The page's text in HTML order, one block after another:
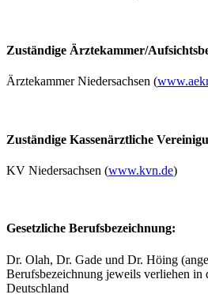
Zuständige Ärztekammer/
Ärztekammer Niedersachsen (
Zuständige Kassenärztliche
KV Niedersachsen (www.kvn.de)
Gesetzliche Berufsbezeichnung:
Dr. Olah, Dr. Gade und Dr. Höing
Berufsbezeichnung jeweils verliehen in
Deutschland